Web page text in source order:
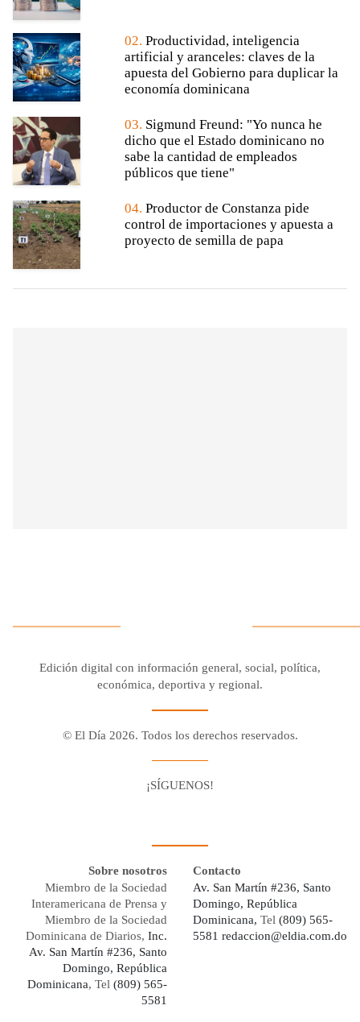
02. Productividad, inteligencia
artificial y aranceles: claves de la
apuesta del Gobierno para duplicar la
economía dominicana
03. Sigmund Freund: "Yo nunca he
dicho que el Estado dominicano no
sabe la cantidad de empleados
públicos que tiene"
04. Productor de Constanza pide
control de importaciones y apuesta a
proyecto de semilla de papa
Edición digital con información general, social, política,
económica, deportiva y regional.
© El Día 2026. Todos los derechos reservados.
¡SÍGUENOS!
Sobre nosotros
Miembro de la Sociedad
Interamericana de Prensa y
Miembro de la Sociedad
Dominicana de Diarios, Inc.
Av. San Martín #236, Santo
Domingo, República
Dominicana, Tel (809) 565-
5581
Contacto
Av. San Martín #236, Santo
Domingo, República
Dominicana, Tel (809) 565-
5581 redaccion@eldia.com.do